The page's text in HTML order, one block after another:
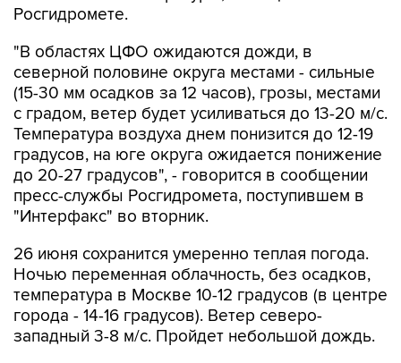
Росгидромете.
"В областях ЦФО ожидаются дожди, в
северной половине округа местами - сильные
(15-30 мм осадков за 12 часов), грозы, местами
с градом, ветер будет усиливаться до 13-20 м/с.
Температура воздуха днем понизится до 12-19
градусов, на юге округа ожидается понижение
до 20-27 градусов", - говорится в сообщении
пресс-службы Росгидромета, поступившем в
"Интерфакс" во вторник.
26 июня сохранится умеренно теплая погода.
Ночью переменная облачность, без осадков,
температура в Москве 10-12 градусов (в центре
города - 14-16 градусов). Ветер северо-
западный 3-8 м/с. Пройдет небольшой дождь.